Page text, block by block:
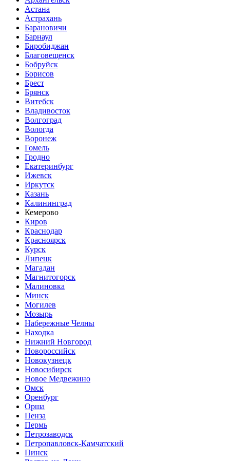
Астана
Астрахань
Барановичи
Барнаул
Биробиджан
Благовещенск
Бобруйск
Борисов
Брест
Брянск
Витебск
Владивосток
Волгоград
Вологда
Воронеж
Гомель
Гродно
Екатеринбург
Ижевск
Иркутск
Казань
Калининград
Кемерово
Киров
Краснодар
Красноярск
Курск
Липецк
Магадан
Магнитогорск
Малиновка
Минск
Могилев
Мозырь
Набережные Челны
Находка
Нижний Новгород
Новороссийск
Новокузнецк
Новосибирск
Новое Медвежино
Омск
Оренбург
Орша
Пенза
Пермь
Петрозаводск
Петропавловск-Камчатский
Пинск